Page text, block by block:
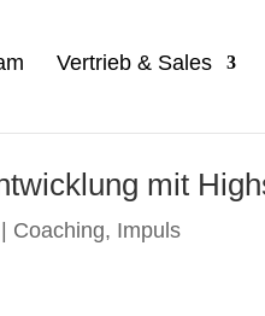
Vertrieb & Sales
mit
| Coaching, Impuls